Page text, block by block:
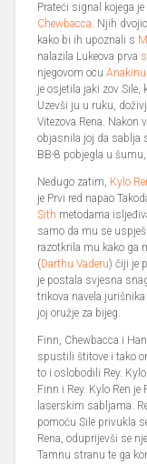
Prateći signal kojega
Chewbacca. Njih
kako bi ih upoznali s
nalazila Lukeova prva
njegovom ocu
je osjetila jaki zov Sile,
Uzevši ju u ruku,
Vitezova Rena. Nakon
objasnila joj da sablja
BB-8 pobjegla u
Nedugo zatim, Kylo
je Prvi red napao
Sith metodama
samo da mu se
razotkrila mu kako ga
(Darthu Vaderu) čiji je
je postala svjesna
trikova navela
joj oružje za bijeg.
Finn, Chewbacca i
spustili štitove i tako
to i oslobodili Rey.
Finn i Rey. Kylo Ren
laserskim sabljama.
pomoću Sile privukla
Rena, oduprijevši se
Tamnu stranu te ga